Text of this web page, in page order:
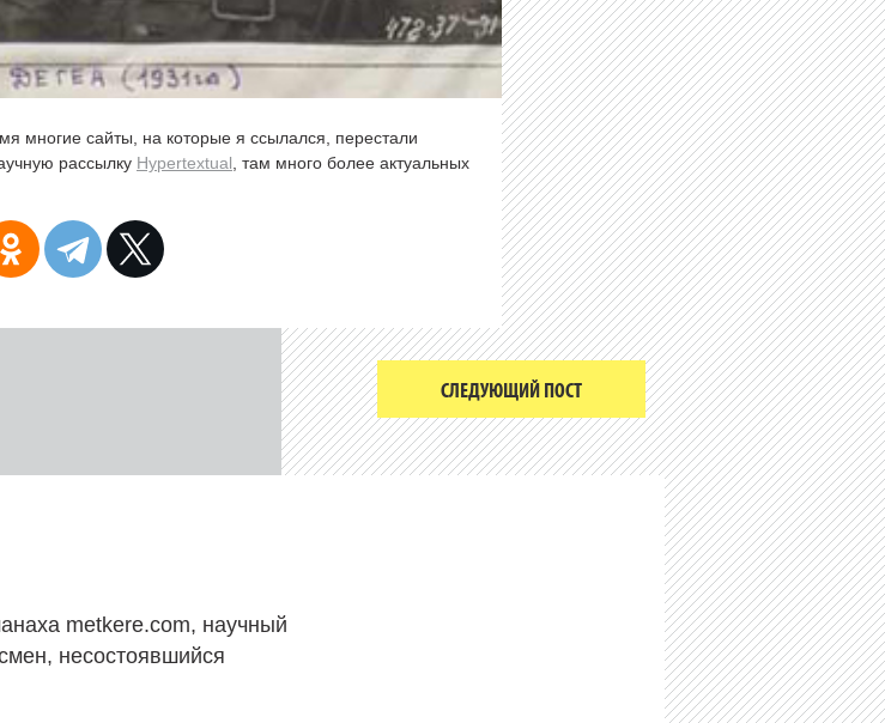
многие сайты, на которые я ссылался, перестали
рассылку Hypertextual, там много более актуальных
СЛЕДУЮЩИЙ ПОСТ
metkere.com, научный
несостоявшийся